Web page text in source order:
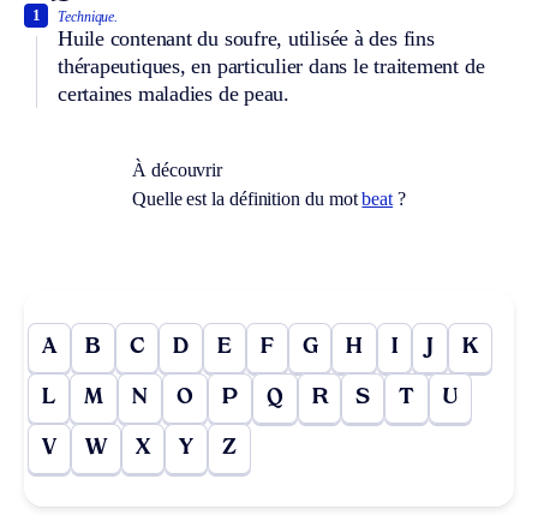
Technique.
Huile contenant du soufre, utilisée à des fins
thérapeutiques, en particulier dans le traitement de
certaines maladies de peau.
1
À découvrir
Quelle est la définition du motbeat ?
A B C D E F G H I J K
L M N O P Q R S T U
V W X Y Z